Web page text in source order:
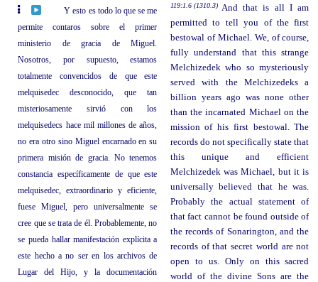
Y esto es todo lo que se me
permite contaros sobre el primer
ministerio de gracia de Miguel.
Nosotros, por supuesto, estamos
totalmente convencidos de que este
melquisedec desconocido, que tan
misteriosamente sirvió con los
melquisedecs hace mil millones de años,
no era otro sino Miguel encarnado en su
primera misión de gracia. No tenemos
constancia específicamente de que este
melquisedec, extraordinario y eficiente,
fuese Miguel, pero universalmente se
cree que se trata de él. Probablemente, no
se pueda hallar manifestación explícita a
este hecho a no ser en los archivos de
Lugar del Hijo, y la documentación
119:1.6 (1310.3) And that is all I am
permitted to tell you of the first
bestowal of Michael. We, of course,
fully understand that this strange
Melchizedek who so mysteriously
served with the Melchizedeks a
billion years ago was none other
than the incarnated Michael on the
mission of his first bestowal. The
records do not specifically state that
this unique and efficient
Melchizedek was Michael, but it is
universally believed that he was.
Probably the actual statement of
that fact cannot be found outside of
the records of Sonarington, and the
records of that secret world are not
open to us. Only on this sacred
world of the divine Sons are the